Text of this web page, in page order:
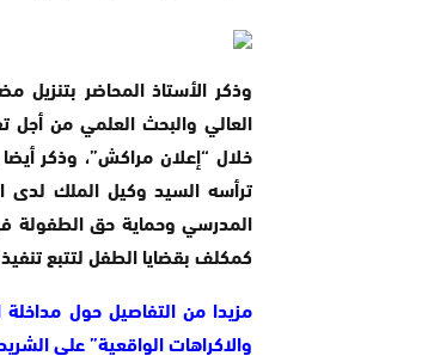
وذكر الأستاذ المحاضر بتنزيل
العالي والبحث العلمي من أجل
ترأسه السيد وكيل الملك لدى
المدرسي وحماية حق الطفولة
كمكلف بقضايا الطفل لتتبع تنفيذ
مزيدا من التفاصيل حول
والاكراهات الواقعية” على